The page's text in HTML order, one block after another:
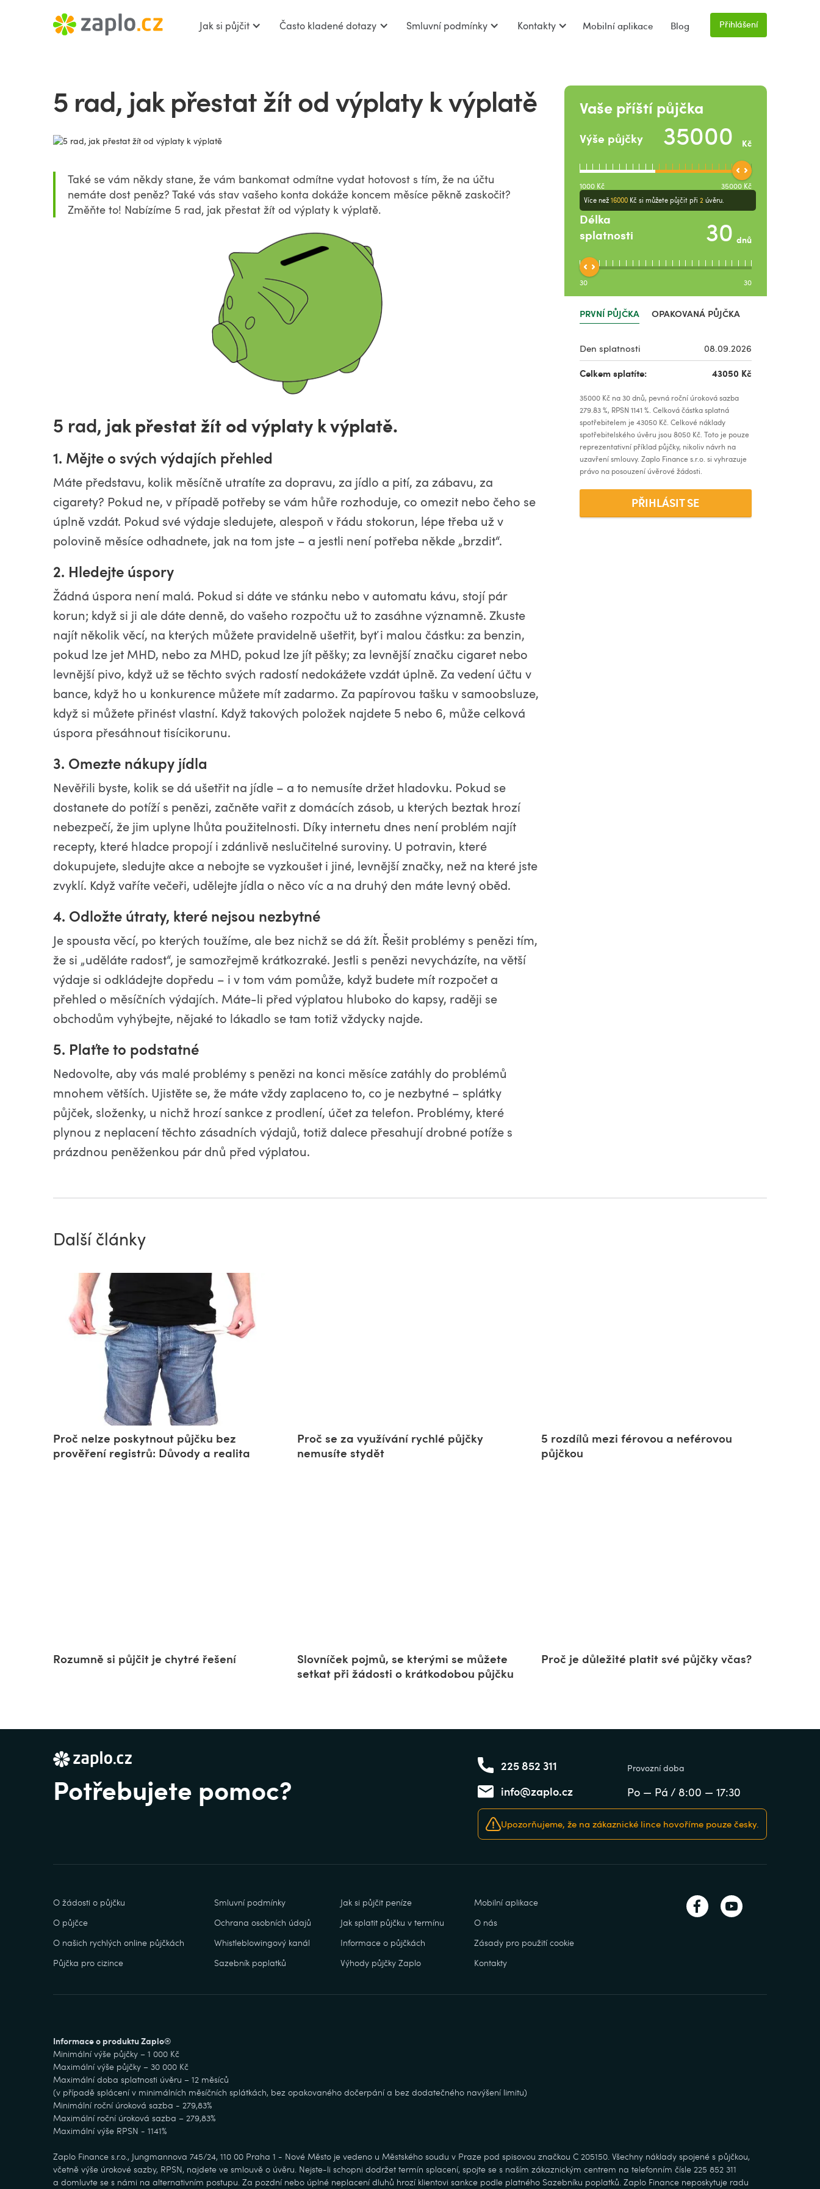
Jak si půjčit Často kladené dotazy Smluvní podmínky Kontakty Mobilní aplikace Blog Přihlášení
5 rad, jak přestat žít od výplaty k výplatě
Také se vám někdy stane, že vám bankomat odmítne vydat hotovost s tím, že na účtu
nemáte dost peněz? Také vás stav vašeho konta dokáže koncem měsíce pěkně zaskočit?
Změňte to! Nabízíme 5 rad, jak přestat žít od výplaty k výplatě.
5 rad, jak přestat žít od výplaty k výplatě.
1. Mějte o svých výdajích přehled
Máte představu, kolik měsíčně utratíte za dopravu, za jídlo a pití, za zábavu, za
cigarety? Pokud ne, v případě potřeby se vám hůře rozhoduje, co omezit nebo čeho se
úplně vzdát. Pokud své výdaje sledujete, alespoň v řádu stokorun, lépe třeba už v
polovině měsíce odhadnete, jak na tom jste – a jestli není potřeba někde „brzdit“.
2. Hledejte úspory
Žádná úspora není malá. Pokud si dáte ve stánku nebo v automatu kávu, stojí pár
korun; když si ji ale dáte denně, do vašeho rozpočtu už to zasáhne významně. Zkuste
najít několik věcí, na kterých můžete pravidelně ušetřit, byť i malou částku: za benzin,
pokud lze jet MHD, nebo za MHD, pokud lze jít pěšky; za levnější značku cigaret nebo
levnější pivo, když už se těchto svých radostí nedokážete vzdát úplně. Za vedení účtu v
bance, když ho u konkurence můžete mít zadarmo. Za papírovou tašku v samoobsluze,
když si můžete přinést vlastní. Když takových položek najdete 5 nebo 6, může celková
úspora přesáhnout tisícikorunu.
3. Omezte nákupy jídla
Nevěřili byste, kolik se dá ušetřit na jídle – a to nemusíte držet hladovku. Pokud se
dostanete do potíží s penězi, začněte vařit z domácích zásob, u kterých beztak hrozí
nebezpečí, že jim uplyne lhůta použitelnosti. Díky internetu dnes není problém najít
recepty, které hladce propojí i zdánlivě neslučitelné suroviny. U potravin, které
dokupujete, sledujte akce a nebojte se vyzkoušet i jiné, levnější značky, než na které jste
zvyklí. Když vaříte večeři, udělejte jídla o něco víc a na druhý den máte levný oběd.
4. Odložte útraty, které nejsou nezbytné
Je spousta věcí, po kterých toužíme, ale bez nichž se dá žít. Řešit problémy s penězi tím,
že si „uděláte radost“, je samozřejmě krátkozraké. Jestli s penězi nevycházíte, na větší
výdaje si odkládejte dopředu – i v tom vám pomůže, když budete mít rozpočet a
přehled o měsíčních výdajích. Máte-li před výplatou hluboko do kapsy, raději se
obchodům vyhýbejte, nějaké to lákadlo se tam totiž vždycky najde.
5. Plaťte to podstatné
Nedovolte, aby vás malé problémy s penězi na konci měsíce zatáhly do problémů
mnohem větších. Ujistěte se, že máte vždy zaplaceno to, co je nezbytné – splátky
půjček, složenky, u nichž hrozí sankce z prodlení, účet za telefon. Problémy, které
plynou z neplacení těchto zásadních výdajů, totiž dalece přesahují drobné potíže s
prázdnou peněženkou pár dnů před výplatou.
Vaše příští půjčka
Výše půjčky Kč
1000 Kč 35000 Kč
Více než 16000 Kč si můžete půjčit při 2 úvěru.
Délka
splatnosti
dnů
30 30
PRVNÍ PŮJČKA OPAKOVANÁ PŮJČKA
Den splatnosti 08.09.2026
Celkem splatíte: 43050 Kč
35000Kč na30dnů, pevná roční úroková sazba
279.83%, RPSN 1141 %. Celková částka splatná
spotřebitelem je 43050Kč. Celkové náklady
spotřebitelského úvěru jsou 8050Kč. Toto je pouze
reprezentativní příklad půjčky, nikoliv návrh na
uzavření smlouvy. Zaplo Finance s.r.o. si vyhrazuje
právo na posouzení úvěrové žádosti.
PŘIHLÁSIT SE
Další články
Proč nelze poskytnout půjčku bez
prověření registrů: Důvody a realita
Proč se za využívání rychlé půjčky
nemusíte stydět
5 rozdílů mezi férovou a neférovou
půjčkou
Rozumně si půjčit je chytré řešení
Slovníček pojmů, se kterými se můžete
setkat při žádosti o krátkodobou půjčku
Proč je důležité platit své půjčky včas?
Potřebujete pomoc?
225 852 311
info@zaplo.cz
Provozní doba
Po — Pá / 8:00 — 17:30
Upozorňujeme, že na zákaznické lince hovoříme pouze česky.
O žádosti o půjčku
O půjčce
O našich rychlých online půjčkách
Půjčka pro cizince
Smluvní podmínky
Ochrana osobních údajů
Whistleblowingový kanál
Sazebník poplatků
Jak si půjčit peníze
Jak splatit půjčku v termínu
Informace o půjčkách
Výhody půjčky Zaplo
Mobilní aplikace
O nás
Zásady pro použití cookie
Kontakty
Informace o produktu Zaplo®
Minimální výše půjčky – 1 000 Kč
Maximální výše půjčky – 30 000 Kč
Maximální doba splatnosti úvěru – 12 měsíců
(v případě splácení v minimálních měsíčních splátkách, bez opakovaného dočerpání a bez dodatečného navýšení limitu)
Minimální roční úroková sazba - 279,83%
Maximální roční úroková sazba – 279,83%
Maximální výše RPSN - 1141%
Zaplo Finance s.r.o., Jungmannova 745/24, 110 00 Praha 1 - Nové Město je vedeno u Městského soudu v Praze pod spisovou značkou C 205150. Všechny náklady spojené s půjčkou,
včetně výše úrokové sazby, RPSN, najdete ve smlouvě o úvěru. Nejste-li schopni dodržet termín splacení, spojte se s naším zákaznickým centrem na telefonním čísle 225 852 311
a domluvte se s námi na alternativním postupu. Za pozdní nebo úplné neplacení dluhů hrozí klientovi sankce podle platného Sazebníku poplatků. Zaplo Finance neposkytuje radu